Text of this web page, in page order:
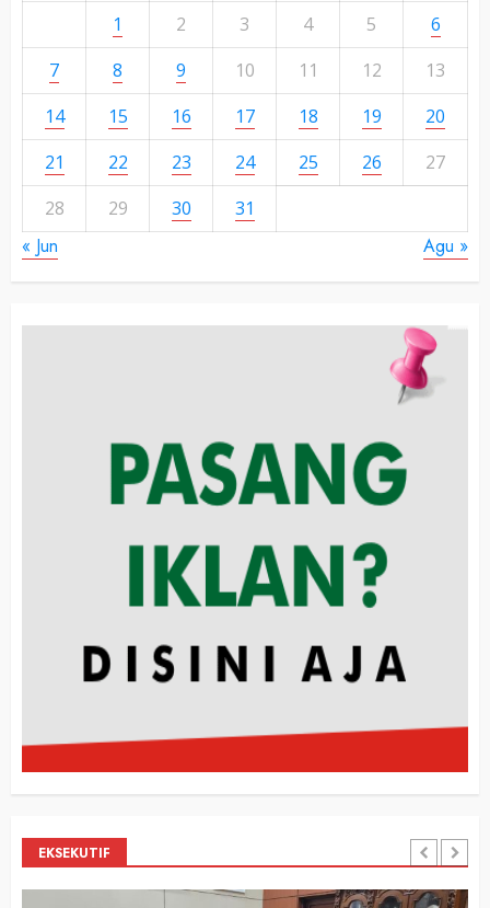
1
2 3 4 5
6
7
8 9 10 11 12
13
14
15 16 17 18 19
20
21
22 23 24 25 26
27
28
29 30 31
« Jun Agu »
EKSEKUTIF